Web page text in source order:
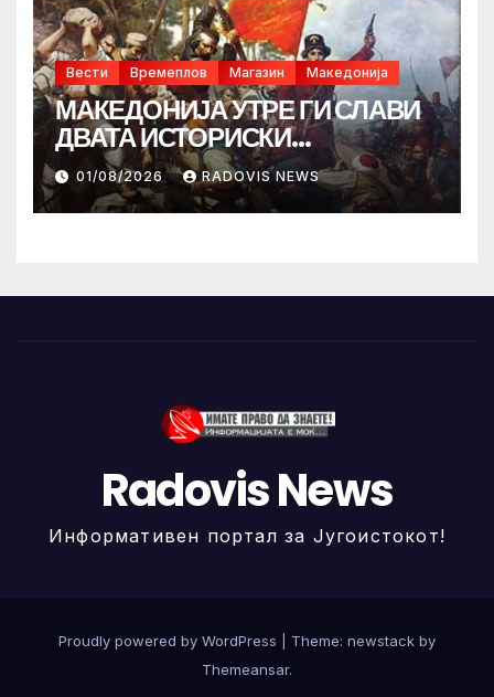
Вести Времеплов Магазин Македонија
МАКЕДОНИЈА УТРЕ ГИ СЛАВИ
ДВАТА ИСТОРИСКИ
ИЛИНДЕНА!
01/08/2026 RADOVIS NEWS
Radovis News
Информативен портал за Југоистокот!
Proudly powered by WordPress
Theme: newstack by
Themeansar.